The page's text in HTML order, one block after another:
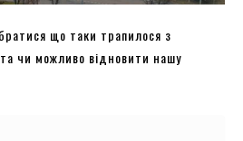
що таки трапилося з
чи можливо відновити нашу